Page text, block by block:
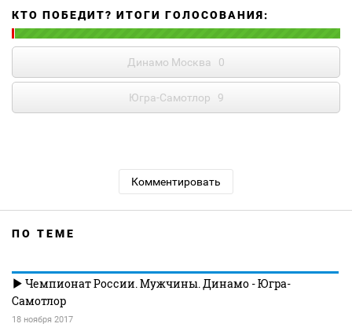
КТО ПОБЕДИТ? ИТОГИ ГОЛОСОВАНИЯ:
Динамо Москва 0
Югра-Самотлор 9
Комментировать
ПО ТЕМЕ
Чемпионат России. Мужчины. Динамо - Югра-
Самотлор
18 ноября 2017